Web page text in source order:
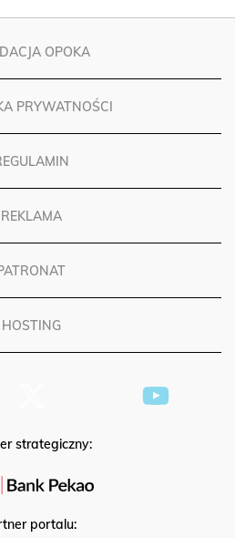
OPOKA
PRYWATNOŚCI
REKLAMA
HOSTING
strategiczny:
portalu: